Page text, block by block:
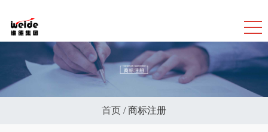
首页 / 商标注册